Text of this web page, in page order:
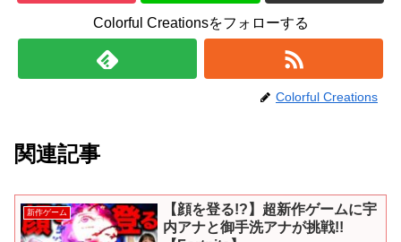
Colorful Creationsをフォローする
Colorful Creations
関連記事
新作ゲーム
【顔を登る!?】超新作ゲームに宇
内アナと御手洗アナが挑戦!!